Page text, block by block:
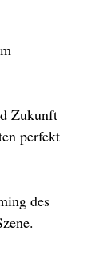
Zukunft
perfekt
des